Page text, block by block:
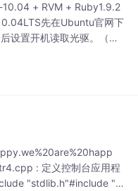
+ RVM + Ruby1.9.2
先在Ubuntu官网下
设置开机读取光驱。（重
装g
: 定义控制台应用程
"stdlib.h"#include "io